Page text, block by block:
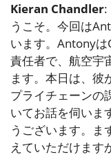
Kieran Chandler:
うこそ。今回は
います。Antonyは
責任者で、航空宇
ます。本日は、彼
プライチェーンの
いてお話を伺いま
うございます。ま
えていただけます